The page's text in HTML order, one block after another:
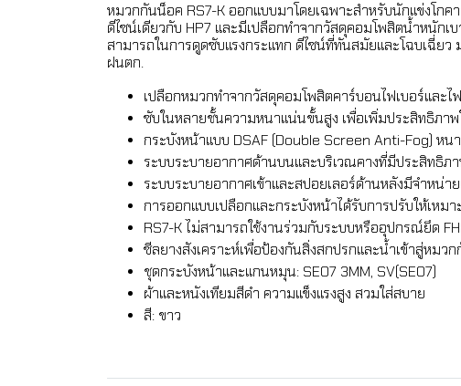
หมวกกันน็อค RS7-K ออกแบบมาโดยเฉพาะสำหรับนักแข่งโกค
ดีไซน์เดียวกับ HP7 และมีเปลือกทำจากวัสดุคอมโพสิตน้ำหนัก
สามารถในการดูดซับแรงกระแทก ดีไซน์ที่ทันสมัยและโฉบเฉี่ย
ฝนตก.
เปลือกหมวกทำจากวัสดุคอมโพสิตคาร์บอนไฟเบอร์และไ
ซับในหลายชั้นความหนาแน่นขั้นสูง เพื่อเพิ่มประสิทธิภา
กระบังหน้าแบบ DSAF (Double Screen Anti-Fog) ห
ระบบระบายอากาศด้านบนและบริเวณคางที่มีประสิทธิภ
ระบบระบายอากาศเข้าและสปอยเลอร์ด้านหลังมีจำหน่า
การออกแบบเปลือกและกระบังหน้าได้รับการปรับให้เห
RS7-K ไม่สามารถใช้งานร่วมกับระบบหรืออุปกรณ์ยึด
ซีลยางสังเคราะห์เพื่อป้องกันสิ่งสกปรกและน้ำเข้าสู่หมว
ชุดกระบังหน้าและแกนหมุน: SE07 3MM, SV(SE07)
ผ้าและหนังเทียมสีดำ ความแข็งแรงสูง สวมใส่สบาย
สี: ขาว